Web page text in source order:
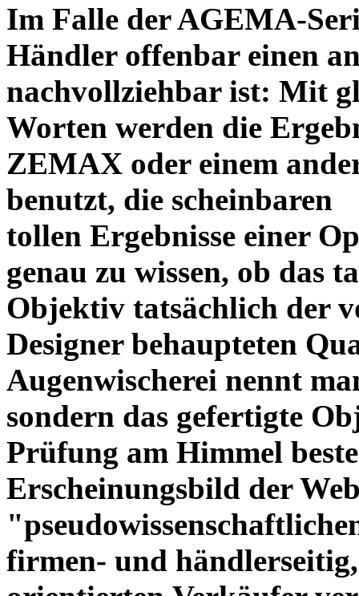
Im Falle der AGEMA-
Händler offenbar einen
nachvollziehbar ist: Mit
Worten werden die
ZEMAX oder einem
benutzt, die scheinbaren
tollen Ergebnisse einer
genau zu wissen, ob das
Objektiv tatsächlich der
Designer behaupteten
Augenwischerei nennt
sondern das gefertigte
Prüfung am Himmel
Erscheinungsbild der
firmen- und